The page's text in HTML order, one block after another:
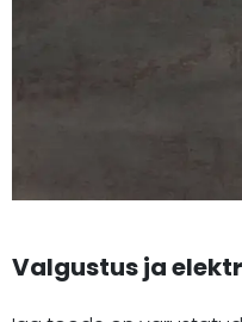
Valgustus ja